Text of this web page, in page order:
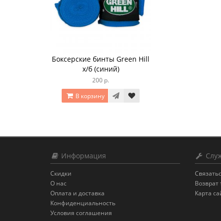
Боксерские бинты Green Hill
х/б (синий)
200 р.
В корзину
Информация
Скидки
О нас
Оплата и доставка
Конфиденциальность
Условия соглашения
Возврат
Карта